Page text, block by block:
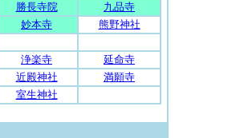
勝長寺院
九品寺
妙本寺
熊野神社
浄楽寺
延命寺
近殿神社
満願寺
室生神社